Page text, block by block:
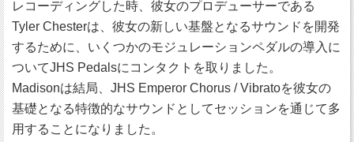
レコーディングした時、彼女のプロデューサーである
Tyler Chesterは、彼女の新しい基盤となるサウンドを開発
するために、いくつかのモジュレーションペダルの導入に
ついてJHS Pedalsにコンタクトを取りました。
Madisonは結局、JHS Emperor Chorus / Vibratoを彼女の
基礎となる特徴的なサウンドとしてセッションを通じて多
用することになりました。